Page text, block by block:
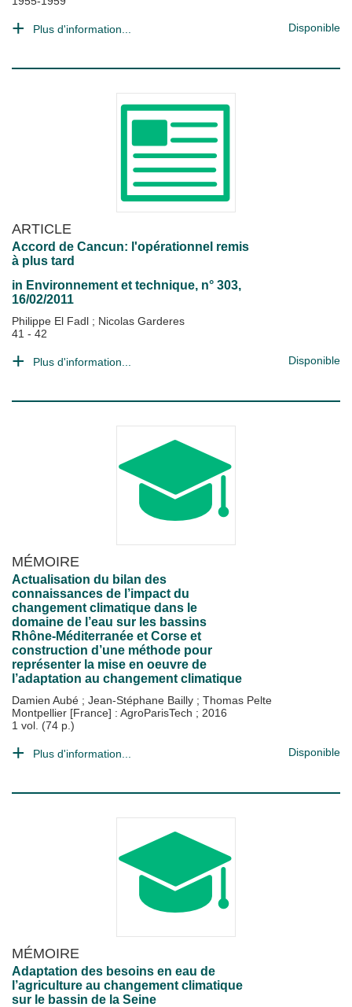
Plus d'information... Disponible
ARTICLE
Accord de Cancun: l'opérationnel remis
à plus tard
in Environnement et technique, n° 303,
16/02/2011
Philippe El Fadl ; Nicolas Garderes
41 - 42
Plus d'information... Disponible
MÉMOIRE
Actualisation du bilan des
connaissances de l’impact du
changement climatique dans le
domaine de l’eau sur les bassins
Rhône-Méditerranée et Corse et
construction d’une méthode pour
représenter la mise en oeuvre de
l’adaptation au changement climatique
Damien Aubé ; Jean-Stéphane Bailly ; Thomas Pelte
Montpellier [France] : AgroParisTech ; 2016
1 vol. (74 p.)
Plus d'information... Disponible
MÉMOIRE
Adaptation des besoins en eau de
l’agriculture au changement climatique
sur le bassin de la Seine